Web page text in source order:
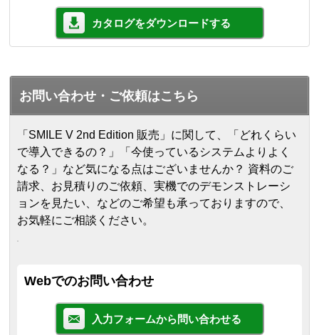
カタログをダウンロードする
お問い合わせ・ご依頼はこちら
「SMILE V 2nd Edition 販売」に関して、「どれくらい
で導入できるの？」「今使っているシステムよりよく
なる？」など気になる点はございませんか？ 資料のご
請求、お見積りのご依頼、実機でのデモンストレーシ
ョンを見たい、などのご希望も承っておりますので、
お気軽にご相談ください。
Webでのお問い合わせ
入力フォームから問い合わせる